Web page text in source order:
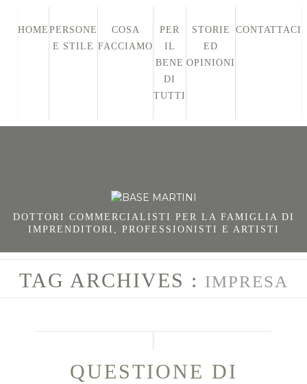
HOME PERSONE
E STILE
COSA
FACCIAMO
PER
IL
BENE
DI
TUTTI
STORIE
ED
OPINIONI
CONTATTACI
DOTTORI COMMERCIALISTI PER LA FAMIGLIA DI
IMPRENDITORI, PROFESSIONISTI E ARTISTI
TAG ARCHIVES : IMPRESA
QUESTIONE DI